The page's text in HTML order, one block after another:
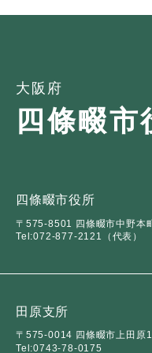
大阪府
四條畷市
四條畷市役所
〒575-8501 四條畷市中野本
Tel:072-877-2121（代表）
田原支所
〒575-0014 四條畷市上田原1
Tel:0743-78-0175